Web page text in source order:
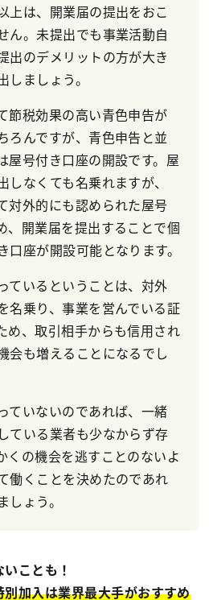
上は、開業届の提出をおこ
ん。未提出でも事業活動自
出のデメリットの方が大き
しましょう。
節税効果の高い青色申告が
ろんですが、青色申告と並
屋号付き口座の開設です。屋
しなくても名乗れますが、
対外的にも認められた屋号
、開業届を提出することで個
口座が開設可能となります。
ているということは、対外
名乗り、事業を営んでいる証
め、取引相手からも信用され
会も増えることになるでし
ていないのであれば、一緒
ている業者も少なからず存
くの機会を逃すことのないよ
働くことを決めたのであれ
ょう。
ことも！
加入は業界最大手がおすすめ